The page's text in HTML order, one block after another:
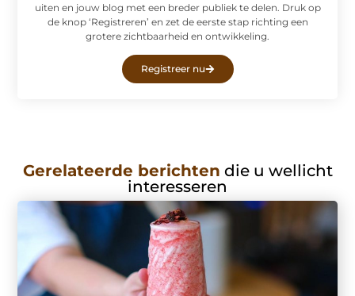
uiten en jouw blog met een breder publiek te delen. Druk op
de knop ‘Registreren’ en zet de eerste stap richting een
grotere zichtbaarheid en ontwikkeling.
Registreer nu
Gerelateerde berichten die u wellicht
interesseren